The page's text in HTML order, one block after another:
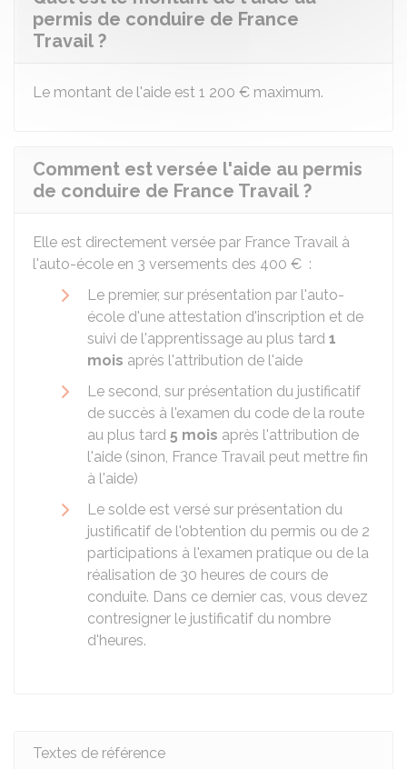
permis de conduire de France
Travail ?
Le montant de l'aide est 1 200 € maximum.
Comment est versée l'aide au permis
de conduire de France Travail ?
Elle est directement versée par France Travail à
l'auto-école en 3 versements des 400 € :
Le premier, sur présentation par l'auto-
école d'une attestation d'inscription et de
suivi de l'apprentissage au plus tard 1
mois après l'attribution de l'aide
Le second, sur présentation du justificatif
de succès à l'examen du code de la route
au plus tard 5 mois après l'attribution de
l'aide (sinon, France Travail peut mettre fin
à l'aide)
Le solde est versé sur présentation du
justificatif de l'obtention du permis ou de 2
participations à l'examen pratique ou de la
réalisation de 30 heures de cours de
conduite. Dans ce dernier cas, vous devez
contresigner le justificatif du nombre
d'heures.
Textes de référence